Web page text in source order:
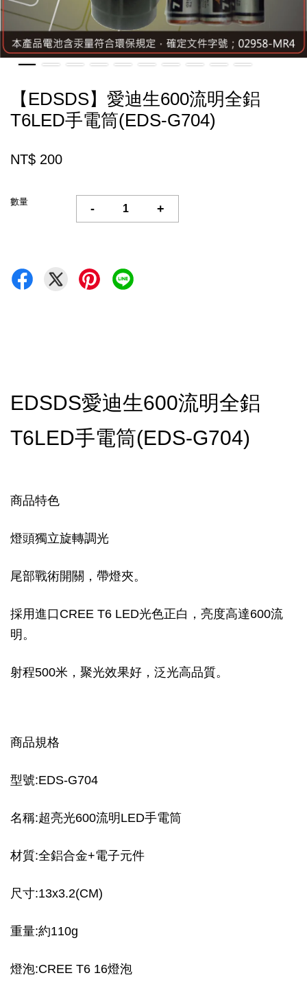
【EDSDS】愛迪生600流明全鋁
T6LED手電筒(EDS-G704)
NT$ 200
數量
- +
EDSDS愛迪生600流明全鋁
T6LED手電筒(EDS-G704)
商品特色
燈頭獨立旋轉調光
尾部戰術開關，帶燈夾。
採用進口CREE T6 LED光色正白，亮度高達600流
明。
射程500米，聚光效果好，泛光高品質。
商品規格
型號:EDS-G704
名稱:超亮光600流明LED手電筒
材質:全鋁合金+電子元件
尺寸:13x3.2(CM)
重量:約110g
燈泡:CREE T6 16燈泡